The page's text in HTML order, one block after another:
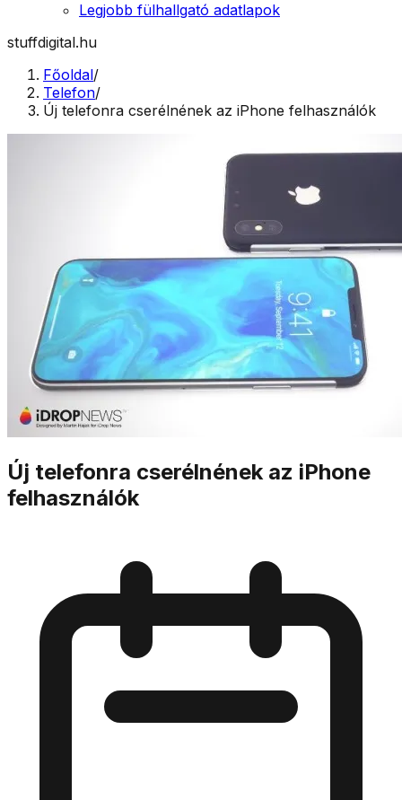
Legjobb fülhallgató adatlapok
stuffdigital.hu
Főoldal/
Telefon/
Új telefonra cserélnének az iPhone felhasználók
Új telefonra cserélnének az iPhone
felhasználók